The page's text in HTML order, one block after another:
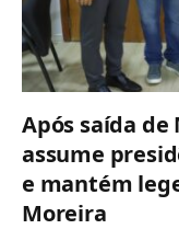
Após saída de
assume
e mantém
Moreira